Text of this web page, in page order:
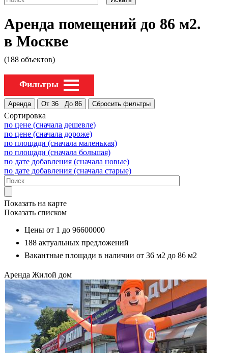
Аренда помещений до 86 м2.
в Москве
(188 объектов)
Фильтры
Сортировка
по цене (сначала дешевле)
по цене (сначала дороже)
по площади (сначала маленькая)
по площади (сначала большая)
по дате добавления (сначала новые)
по дате добавления (сначала старые)
Показать на карте
Показать списком
Цены от 1 до 96600000
188 актуальных предложений
Вакантные площади в наличии от 36 м2 до 86 м2
Аренда Жилой дом